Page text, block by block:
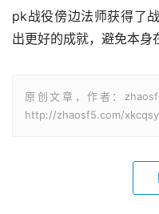
pk战役傍边法师获得了
出更好的成就，避免本身
原创文章，作者：
http://zhaosf5.com/